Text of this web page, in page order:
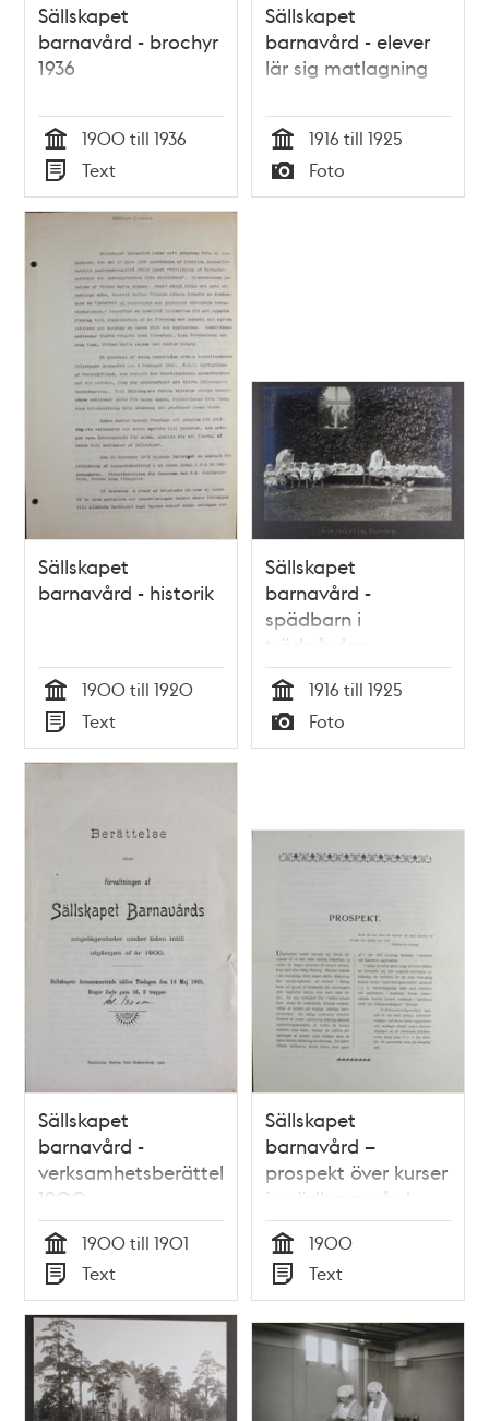
Sällskapet
barnavård - brochyr
1936
Tid
1900 till 1936
Typ
Text
Sällskapet
barnavård - elever
lär sig matlagning
Tid
1916 till 1925
Typ
Foto
Sällskapet
barnavård - historik
Tid
1900 till 1920
Typ
Text
Sällskapet
barnavård -
spädbarn i
trädgården
Tid
1916 till 1925
Typ
Foto
Sällskapet
barnavård -
verksamhetsberättelse
1900
Tid
1900 till 1901
Typ
Text
Sällskapet
barnavård –
prospekt över kurser
i spädbarnsvård
1900
Tid
1900
Typ
Text